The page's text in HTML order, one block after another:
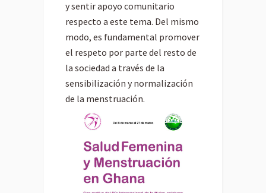
y sentir apoyo comunitario
respecto a este tema. Del mismo
modo, es fundamental promover
el respeto por parte del resto de
la sociedad a través de la
sensibilización y normalización
de la menstruación.